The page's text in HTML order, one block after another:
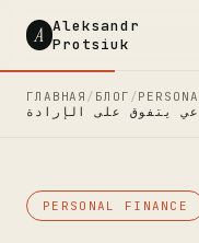
A Aleksandr
Protsiuk
ГЛАВНАЯ / БЛОГ /
PERSONAL FINANCE